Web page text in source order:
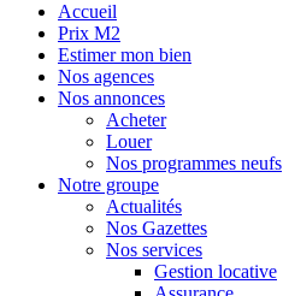
Accueil
Prix M2
Estimer mon bien
Nos agences
Nos annonces
Acheter
Louer
Nos programmes neufs
Notre groupe
Actualités
Nos Gazettes
Nos services
Gestion locative